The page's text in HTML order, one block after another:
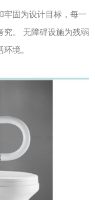
牢固为设计目标，每一
究。 无障碍设施为残弱
境。